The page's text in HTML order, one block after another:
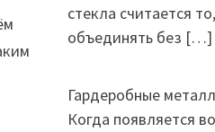
стекла считается
объединять без […]
Гардеробные
Когда появляется